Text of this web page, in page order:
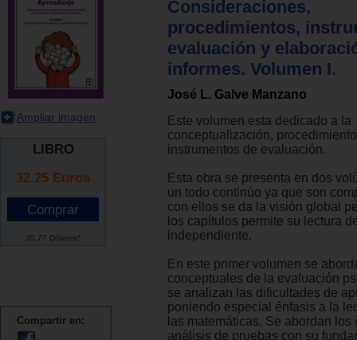
Ampliar imagen
LIBRO
32.25 Euros
35.77 Dólares*
Compartir en:
Consideraciones,
procedimientos,
evaluación y
informes. Volumen I.
José L. Galve Manzano
Este volumen esta dedicado a la
conceptualización,
instrumentos de evaluación.
Esta obra se presenta en dos
un todo continúo ya que son
con ellos se da la visión global
los capítulos permite su lectura
independiente.
En este primer volumen se
conceptuales de la evaluación
se analizan las dificultades de
poniendo especial énfasis a la
las matemáticas. Se abordan los
análisis de pruebas con su